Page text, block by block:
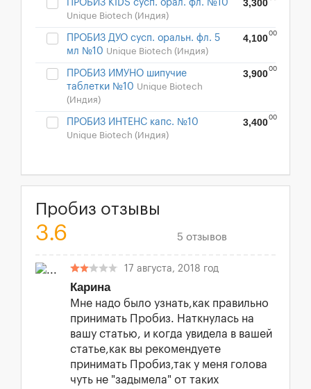
ПРОБИЗ KIDS сусп. орал. фл. №10
Unique Biotech (Индия)
3,300
ПРОБИЗ ДУО сусп. оральн. фл. 5
мл №10 Unique Biotech (Индия)
4,10000
ПРОБИЗ ИМУНО шипучие
таблетки №10 Unique Biotech
(Индия)
3,90000
ПРОБИЗ ИНТЕНС капс. №10
Unique Biotech (Индия)
3,40000
Пробиз отзывы
3.6 5 отзывов
17 августа, 2018 год
Карина
Мне надо было узнать,как правильно
принимать Пробиз. Наткнулась на
вашу статью, и когда увидела в вашей
статье,как вы рекомендуете
принимать Пробиз,так у меня голова
чуть не "задымела" от таких